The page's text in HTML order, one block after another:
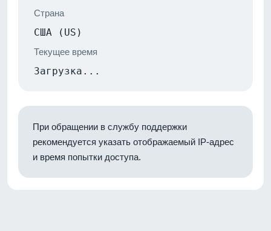
Страна
США (US)
Текущее время
Загрузка...
При обращении в службу поддержки
рекомендуется указать отображаемый IP-адрес
и время попытки доступа.